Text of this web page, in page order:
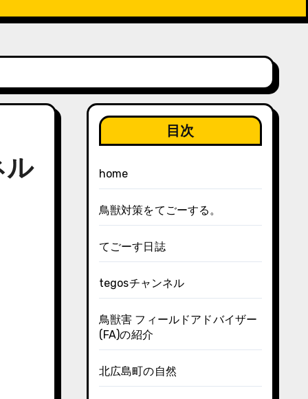
ル
目次
home
鳥獣対策をてごーする。
てごーす日誌
tegosチャンネル
鳥獣害 フィールドアドバイザー
(FA)の紹介
北広島町の自然